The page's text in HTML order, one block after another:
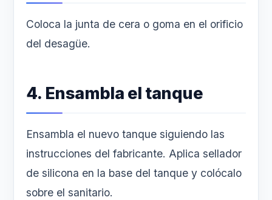
Coloca la junta de cera o goma en el orificio
del desagüe.
4. Ensambla el tanque
Ensambla el nuevo tanque siguiendo las
instrucciones del fabricante. Aplica sellador
de silicona en la base del tanque y colócalo
sobre el sanitario.